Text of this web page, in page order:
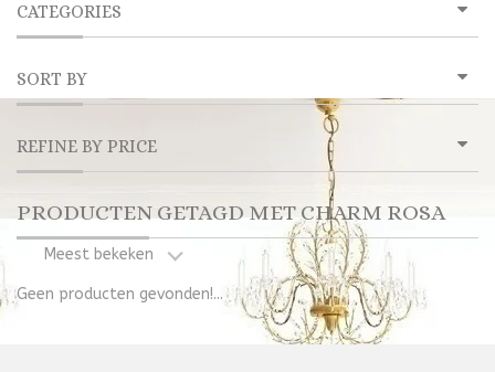
CATEGORIES
SORT BY
REFINE BY PRICE
PRODUCTEN GETAGD MET CHARM ROSA
Meest bekeken
Geen producten gevonden!...